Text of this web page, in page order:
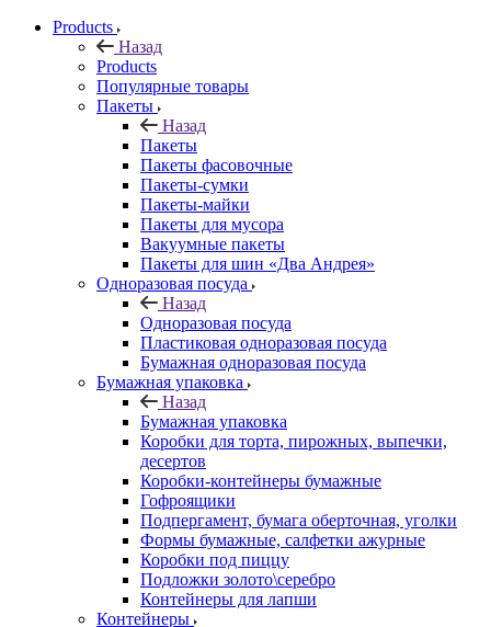
Products
Назад
Products
Популярные товары
Пакеты
Назад
Пакеты
Пакеты фасовочные
Пакеты-сумки
Пакеты-майки
Пакеты для мусора
Вакуумные пакеты
Пакеты для шин «Два Андрея»
Одноразовая посуда
Назад
Одноразовая посуда
Пластиковая одноразовая посуда
Бумажная одноразовая посуда
Бумажная упаковка
Назад
Бумажная упаковка
Коробки для торта, пирожных, выпечки,
десертов
Коробки-контейнеры бумажные
Гофроящики
Подпергамент, бумага оберточная, уголки
Формы бумажные, салфетки ажурные
Коробки под пиццу
Подложки золото\серебро
Контейнеры для лапши
Контейнеры